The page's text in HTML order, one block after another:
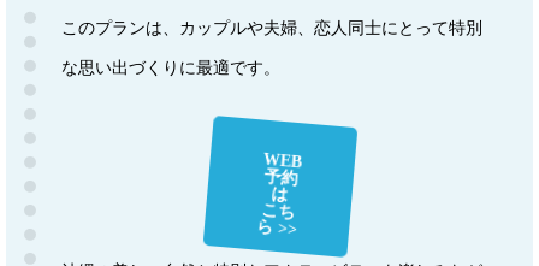
このプランは、カップルや夫婦、恋人同士にとって特別
な思い出づくりに最適です。
WEB
予約
は
こち
ら >>